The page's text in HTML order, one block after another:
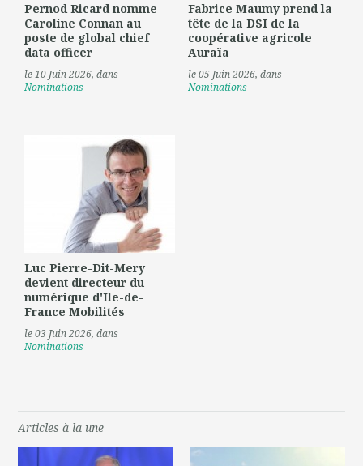
Pernod Ricard nomme
Caroline Connan au
poste de global chief
data officer
le 10 Juin 2026, dans
Nominations
Fabrice Maumy prend la
tête de la DSI de la
coopérative agricole
Auraïa
le 05 Juin 2026, dans
Nominations
Luc Pierre-Dit-Mery
devient directeur du
numérique d'Ile-de-
France Mobilités
le 03 Juin 2026, dans
Nominations
Articles à la une